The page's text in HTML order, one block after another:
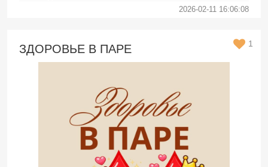
2026-02-11 16:06:08
ЗДОРОВЬЕ В ПАРЕ 1